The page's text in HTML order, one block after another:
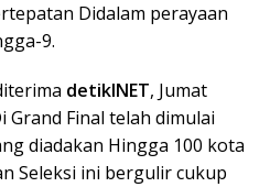
Didalam perayaan
9.
detikINET, Jumat
Grand Final telah dimulai
diadakan Hingga 100 kota
Seleksi ini bergulir cukup